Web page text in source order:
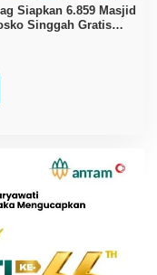
Siapkan 6.859 Masjid
Singgah Gratis